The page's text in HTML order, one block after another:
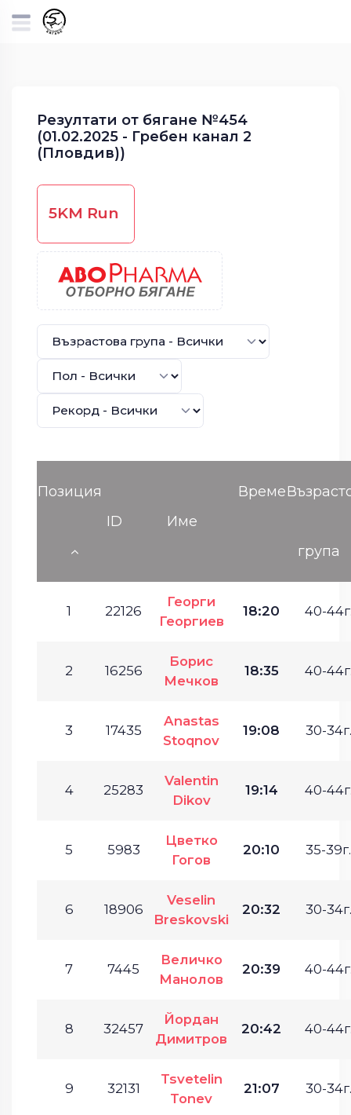
Резултати от бягане №454
(01.02.2025 - Гребен канал 2
(Пловдив))
5KM Run
Позиция
ID
Име
Време
група
1 22126
Георги
Георгиев
18:20 40-
2 16256
Борис
Мечков
18:35 40-
3 17435
Anastas
Stoqnov
19:08 30-34г.
4 25283
Valentin
Dikov
19:14 40-
5 5983
Цветко
Гогов
20:10 35-39г.
6 18906
Veselin
Breskovski
20:32 30-34г.
7 7445
Величко
Манолов
20:39 40-
8 32457
Йордан
Димитров
20:42 40-
9 32131
Tsvetelin
Tonev
21:07 30-34г.